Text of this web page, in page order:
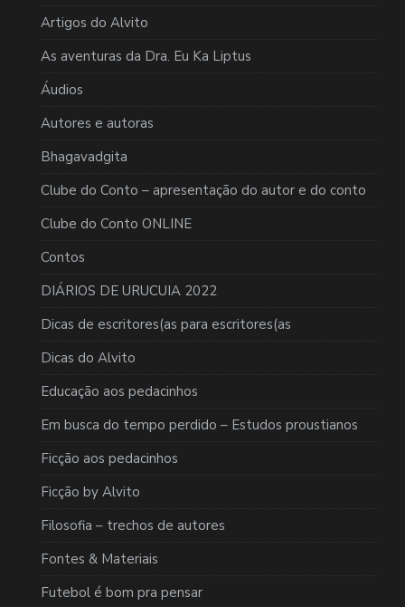
Artigos do Alvito
As aventuras da Dra. Eu Ka Liptus
Áudios
Autores e autoras
Bhagavadgita
Clube do Conto – apresentação do autor e do conto
Clube do Conto ONLINE
Contos
DIÁRIOS DE URUCUIA 2022
Dicas de escritores(as para escritores(as
Dicas do Alvito
Educação aos pedacinhos
Em busca do tempo perdido – Estudos proustianos
Ficção aos pedacinhos
Ficção by Alvito
Filosofia – trechos de autores
Fontes & Materiais
Futebol é bom pra pensar